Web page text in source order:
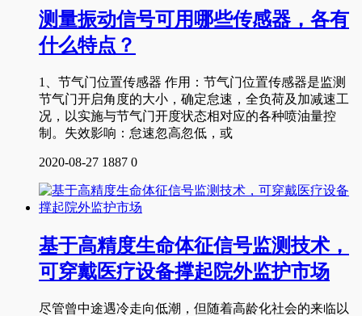
测量振动信号可用哪些传感器，各有
什么特点？
1、节气门位置传感器 作用：节气门位置传感器是监测
节气门开启角度的大小，确定怠速，全负荷及加减速工
况，以实施与节气门开度状态相对应的各种喷油量控
制。失效影响：怠速忽高忽低，或
2020-08-27 1887 0
基于高精度生命体征信号监测技术，
可穿戴医疗设备撑起院外监护市场
尽管曾中途遇冷走向低潮，但随着高龄化社会的来临以